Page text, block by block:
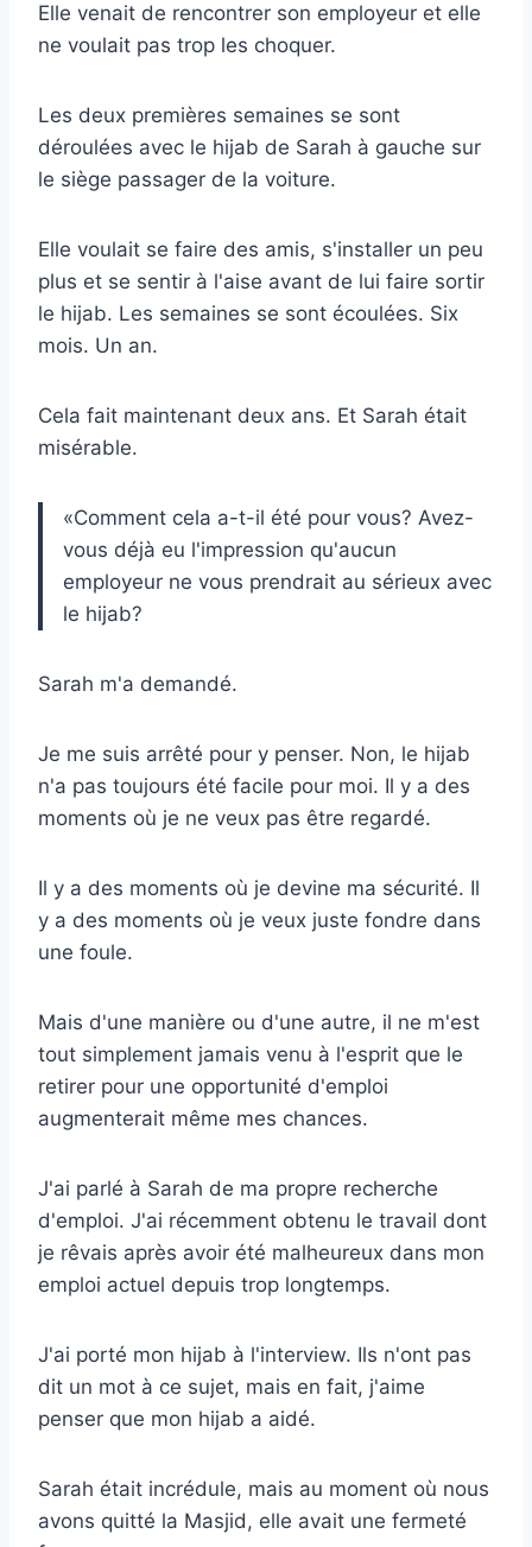
Elle venait de rencontrer son employeur et elle
ne voulait pas trop les choquer.
Les deux premières semaines se sont
déroulées avec le hijab de Sarah à gauche sur
le siège passager de la voiture.
Elle voulait se faire des amis, s'installer un peu
plus et se sentir à l'aise avant de lui faire sortir
le hijab. Les semaines se sont écoulées. Six
mois. Un an.
Cela fait maintenant deux ans. Et Sarah était
misérable.
«Comment cela a-t-il été pour vous? Avez-
vous déjà eu l'impression qu'aucun
employeur ne vous prendrait au sérieux avec
le hijab?
Sarah m'a demandé.
Je me suis arrêté pour y penser. Non, le hijab
n'a pas toujours été facile pour moi. Il y a des
moments où je ne veux pas être regardé.
Il y a des moments où je devine ma sécurité. Il
y a des moments où je veux juste fondre dans
une foule.
Mais d'une manière ou d'une autre, il ne m'est
tout simplement jamais venu à l'esprit que le
retirer pour une opportunité d'emploi
augmenterait même mes chances.
J'ai parlé à Sarah de ma propre recherche
d'emploi. J'ai récemment obtenu le travail dont
je rêvais après avoir été malheureux dans mon
emploi actuel depuis trop longtemps.
J'ai porté mon hijab à l'interview. Ils n'ont pas
dit un mot à ce sujet, mais en fait, j'aime
penser que mon hijab a aidé.
Sarah était incrédule, mais au moment où nous
avons quitté la Masjid, elle avait une fermeté